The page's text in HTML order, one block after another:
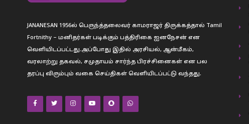
JANANESAN 1956ல் பெருந்த்தலைவர் காமராஜர் திருக்கத்தால் Tamil
Fortnithy – மனிதர்கள் படிக்கும் பத்திரிகை ஐனநேசன் என
வெளியிடப்பட்டது.அப்போது இதில் அரசியல், ஆன்மீகம்,
வரலாற்று தகவல், சமுதாயம் சார்ந்த பிரச்சினைகள் என பல
தரப்பு விரும்பும் வகை செய்திகள் வெளியிடப்பட்டு வந்தது.